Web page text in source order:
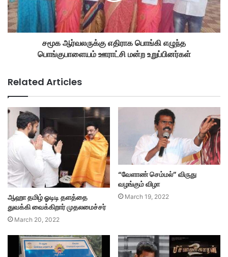
சமூக ஆர்வலருக்கு எதிராக பொங்கி எழுந்த
பொங்குபாளையம் ஊராட்சி மன்ற உறுப்பினர்கள்
Related Articles
ஆஹா தமிழ் ஓடிடி தளத்தை
துவக்கி வைக்கிறார் முதலமைச்சர்
March 20, 2022
“வேளாண் செம்மல்” விருது
வழங்கும் விழா
March 19, 2022